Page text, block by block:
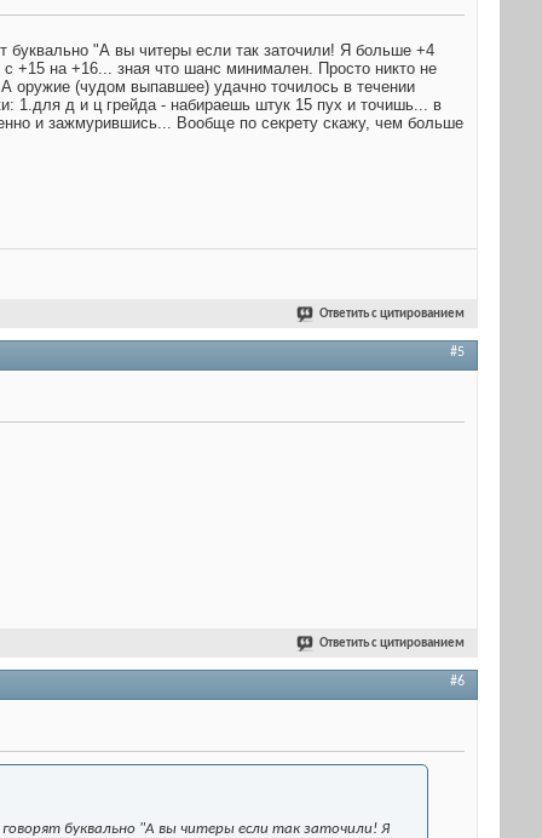
буквально "А вы читеры если так заточили! Я больше +4
+15 на +16... зная что шанс минимален. Просто никто не
оружие (чудом выпавшее) удачно точилось в течении
1.для д и ц грейда - набираешь штук 15 пух и точишь... в
и зажмурившись... Вообще по секрету скажу, чем больше
Ответить с цитированием
#5
Ответить с цитированием
#6
буквально "А вы читеры если так заточили! Я